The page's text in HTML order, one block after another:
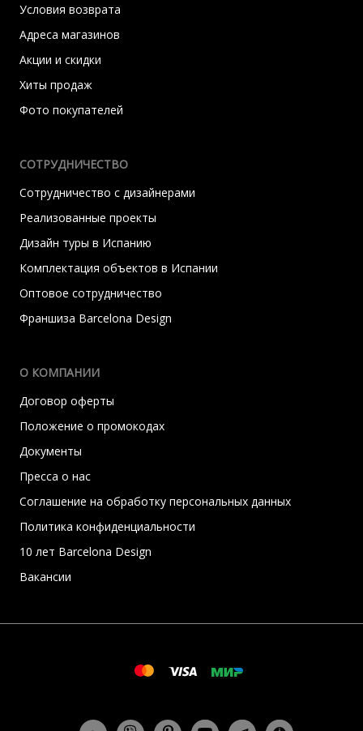
Условия возврата
Адреса магазинов
Акции и скидки
Хиты продаж
Фото покупателей
СОТРУДНИЧЕСТВО
Сотрудничество с дизайнерами
Реализованные проекты
Дизайн туры в Испанию
Комплектация объектов в Испании
Оптовое сотрудничество
Франшиза Barcelona Design
О КОМПАНИИ
Договор оферты
Положение о промокодах
Документы
Пресса о нас
Соглашение на обработку персональных данных
Политика конфиденциальности
10 лет Barcelona Design
Вакансии